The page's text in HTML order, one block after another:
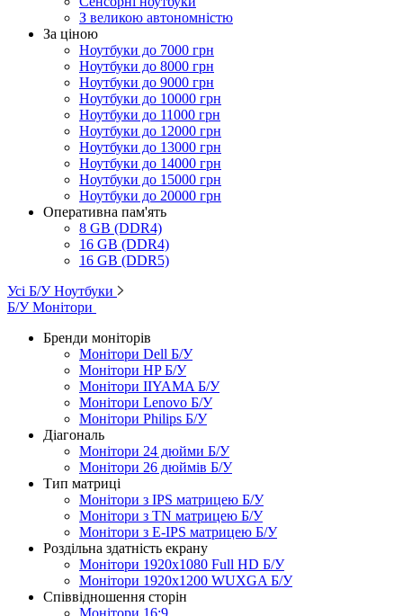
З великою автономністю
За ціною
Ноутбуки до 7000 грн
Ноутбуки до 8000 грн
Ноутбуки до 9000 грн
Ноутбуки до 10000 грн
Ноутбуки до 11000 грн
Ноутбуки до 12000 грн
Ноутбуки до 13000 грн
Ноутбуки до 14000 грн
Ноутбуки до 15000 грн
Ноутбуки до 20000 грн
Оперативна пам'ять
8 GB (DDR4)
16 GB (DDR4)
16 GB (DDR5)
Усі Б/У Ноутбуки
Б/У Монітори
Бренди моніторів
Монітори Dell Б/У
Монітори HP Б/У
Монітори IIYAMA Б/У
Монітори Lenovo Б/У
Монітори Philips Б/У
Діагональ
Монітори 24 дюйми Б/У
Монітори 26 дюймів Б/У
Тип матриці
Монітори з IPS матрицею Б/У
Монітори з TN матрицею Б/У
Монітори з E-IPS матрицею Б/У
Роздільна здатність екрану
Монітори 1920x1080 Full HD Б/У
Монітори 1920x1200 WUXGA Б/У
Співвідношення сторін
Монітори 16:9